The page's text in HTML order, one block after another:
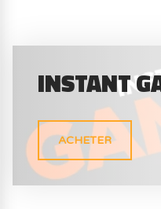
INSTANT
ACHETER